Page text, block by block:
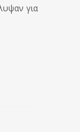
για